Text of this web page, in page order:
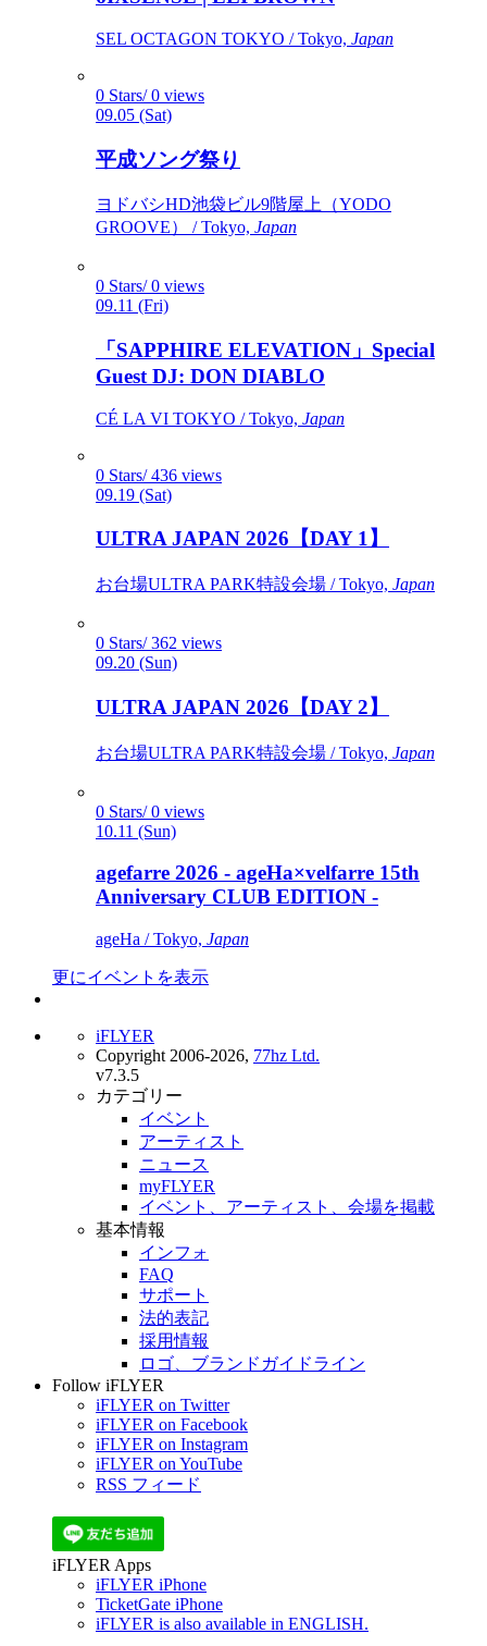
SEL OCTAGON TOKYO / Tokyo, Japan
0 Stars/ 0 views
09.05 (Sat)
平成ソング祭り
ヨドバシHD池袋ビル9階屋上（YODO
GROOVE） / Tokyo, Japan
0 Stars/ 0 views
09.11 (Fri)
「SAPPHIRE ELEVATION」Special
Guest DJ: DON DIABLO
CÉ LA VI TOKYO / Tokyo, Japan
0 Stars/ 436 views
09.19 (Sat)
ULTRA JAPAN 2026【DAY 1】
お台場ULTRA PARK特設会場 / Tokyo, Japan
0 Stars/ 362 views
09.20 (Sun)
ULTRA JAPAN 2026【DAY 2】
お台場ULTRA PARK特設会場 / Tokyo, Japan
0 Stars/ 0 views
10.11 (Sun)
agefarre 2026 - ageHa×velfarre 15th
Anniversary CLUB EDITION -
ageHa / Tokyo, Japan
更にイベントを表示
iFLYER
Copyright 2006-2026, 77hz Ltd.
v7.3.5
カテゴリー
イベント
アーティスト
ニュース
myFLYER
イベント、アーティスト、会場を掲載
基本情報
インフォ
FAQ
サポート
法的表記
採用情報
ロゴ、ブランドガイドライン
Follow iFLYER
iFLYER on Twitter
iFLYER on Facebook
iFLYER on Instagram
iFLYER on YouTube
RSS フィード
iFLYER Apps
iFLYER iPhone
TicketGate iPhone
iFLYER is also available in ENGLISH.